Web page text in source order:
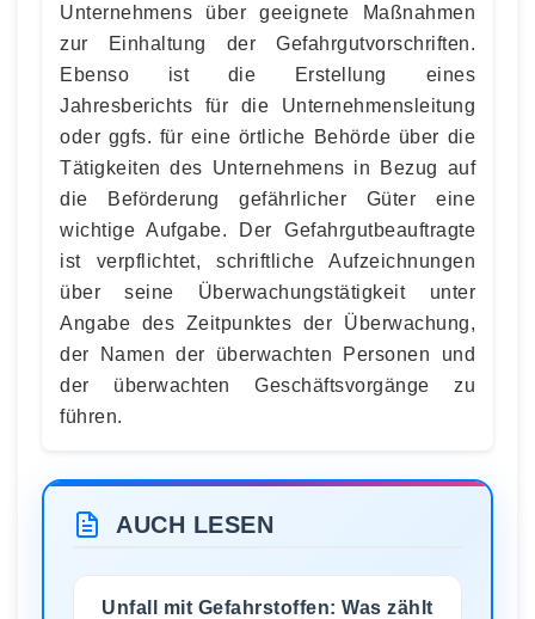
Unternehmens über geeignete Maßnahmen
zur Einhaltung der Gefahrgutvorschriften.
Ebenso ist die Erstellung eines
Jahresberichts für die Unternehmensleitung
oder ggfs. für eine örtliche Behörde über die
Tätigkeiten des Unternehmens in Bezug auf
die Beförderung gefährlicher Güter eine
wichtige Aufgabe. Der Gefahrgutbeauftragte
ist verpflichtet, schriftliche Aufzeichnungen
über seine Überwachungstätigkeit unter
Angabe des Zeitpunktes der Überwachung,
der Namen der überwachten Personen und
der überwachten Geschäftsvorgänge zu
führen.
AUCH LESEN
Unfall mit Gefahrstoffen: Was zählt